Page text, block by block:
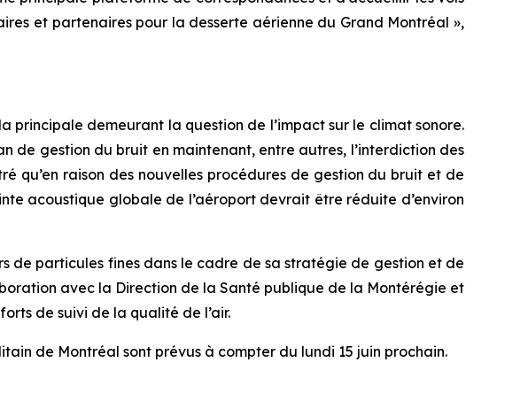
et partenaires pour la desserte aérienne du Grand Montréal »,
principale demeurant la question de l’impact sur le climat sonore.
de gestion du bruit en maintenant, entre autres, l’interdiction des
qu’en raison des nouvelles procédures de gestion du bruit et de
acoustique globale de l’aéroport devrait être réduite d’environ
de particules fines dans le cadre de sa stratégie de gestion et de
avec la Direction de la Santé publique de la Montérégie et
de suivi de la qualité de l’air.
de Montréal sont prévus à compter du lundi 15 juin prochain.